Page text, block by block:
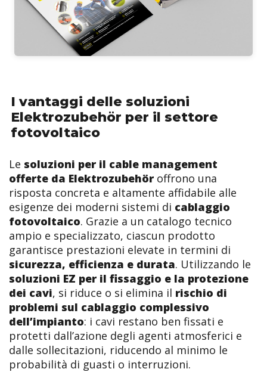
I vantaggi delle soluzioni
Elektrozubehör per il settore
fotovoltaico
Le soluzioni per il cable management
offerte da Elektrozubehör offrono una
risposta concreta e altamente affidabile alle
esigenze dei moderni sistemi di cablaggio
fotovoltaico. Grazie a un catalogo tecnico
ampio e specializzato, ciascun prodotto
garantisce prestazioni elevate in termini di
sicurezza, efficienza e durata. Utilizzando le
soluzioni EZ per il fissaggio e la protezione
dei cavi, si riduce o si elimina il rischio di
problemi sul cablaggio complessivo
dell’impianto: i cavi restano ben fissati e
protetti dall’azione degli agenti atmosferici e
dalle sollecitazioni, riducendo al minimo le
probabilità di guasti o interruzioni.